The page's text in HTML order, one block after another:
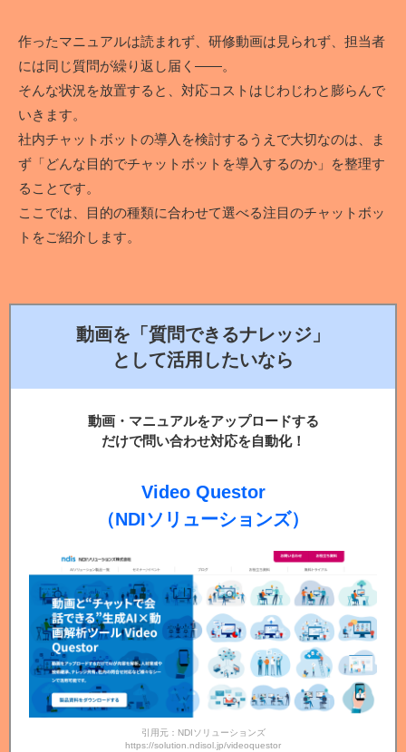
作ったマニュアルは読まれず、研修動画は見られず、担当者
には同じ質問が繰り返し届く――。
そんな状況を放置すると、対応コストはじわじわと膨らんで
いきます。
社内チャットボットの導入を検討するうえで大切なのは、ま
ず「どんな目的でチャットボットを導入するのか」を整理す
ることです。
ここでは、目的の種類に合わせて選べる注目のチャットボッ
トをご紹介します。
動画を「質問できるナレッジ」
として活用したいなら
動画・マニュアルをアップロードする
だけで問い合わせ対応を自動化！
Video Questor
（NDIソリューションズ）
引用元：NDIソリューションズ
https://solution.ndisol.jp/videoquestor